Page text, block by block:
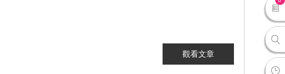
觀看文章